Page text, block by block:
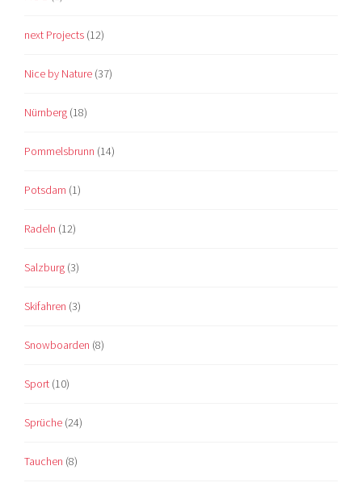
next Projects (12)
Nice by Nature (37)
Nürnberg (18)
Pommelsbrunn (14)
Potsdam (1)
Radeln (12)
Salzburg (3)
Skifahren (3)
Snowboarden (8)
Sport (10)
Sprüche (24)
Tauchen (8)